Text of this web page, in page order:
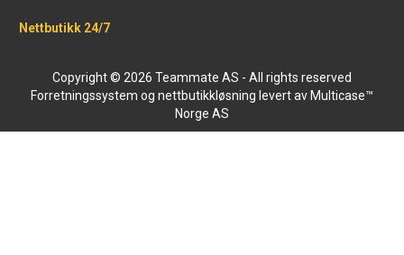
Nettbutikk 24/7
Copyright © 2026 Teammate AS - All rights reserved
Forretningssystem og nettbutikkløsning levert av Multicase™
Norge AS